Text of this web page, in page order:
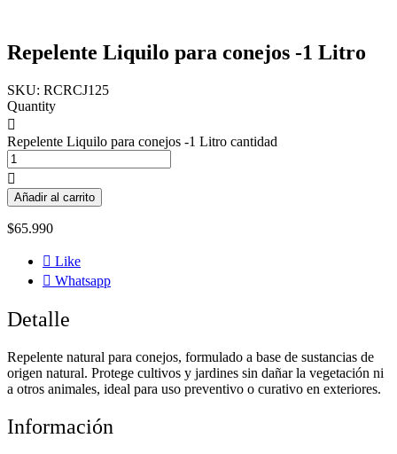
Repelente Liquilo para conejos -1 Litro
SKU: RCRCJ125
Quantity
Repelente Liquilo para conejos -1 Litro cantidad
Añadir al carrito
$65.990
Like
Whatsapp
Detalle
Repelente natural para conejos, formulado a base de sustancias de
origen natural. Protege cultivos y jardines sin dañar la vegetación ni
a otros animales, ideal para uso preventivo o curativo en exteriores.
Información